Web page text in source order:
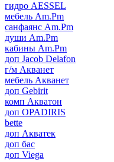
гидро AESSEL
мебель Am.Pm
санфаянс Am.Pm
души Am.Pm
кабины Am.Pm
доп Jacob Delafon
г/м Акванет
мебель Акванет
доп Gebirit
комп Акватон
доп OPADIRIS
bette
доп Акватек
доп бас
доп Viega